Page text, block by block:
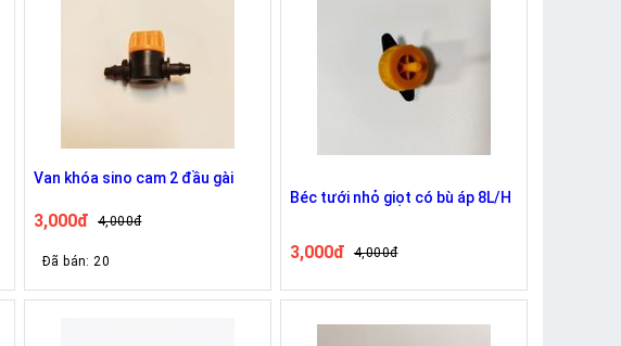
Van khóa sino cam 2 đầu gài
3,000đ 4,000đ
Đã bán: 20
Béc tưới nhỏ giọt có bù áp 8L/H
3,000đ 4,000đ